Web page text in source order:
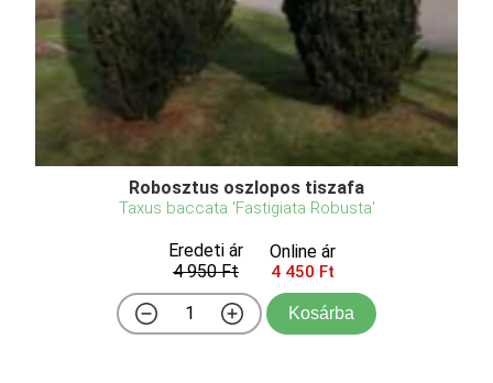
Robosztus oszlopos tiszafa
Taxus baccata 'Fastigiata Robusta'
Eredeti ár
4 950 Ft
Online ár
4 450 Ft
Kosárba